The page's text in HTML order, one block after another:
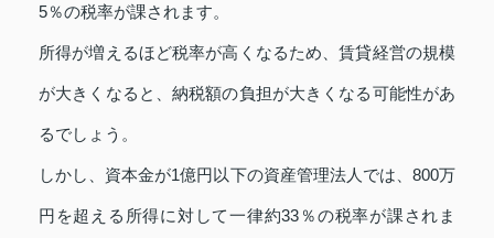
5％の税率が課されます。
所得が増えるほど税率が高くなるため、賃貸経営の規模
が大きくなると、納税額の負担が大きくなる可能性があ
るでしょう。
しかし、資本金が1億円以下の資産管理法人では、800万
円を超える所得に対して一律約33％の税率が課されま